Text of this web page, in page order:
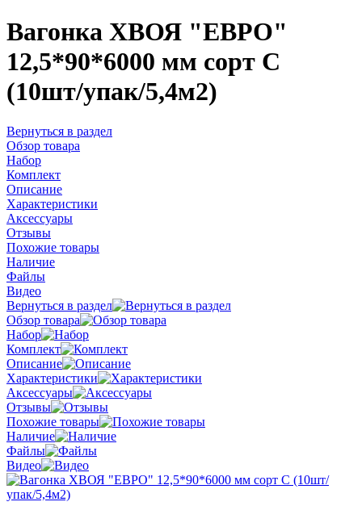
Вагонка ХВОЯ "ЕВРО"
12,5*90*6000 мм сорт С
(10шт/упак/5,4м2)
Вернуться в раздел
Обзор товара
Набор
Комплект
Описание
Характеристики
Аксессуары
Отзывы
Похожие товары
Наличие
Файлы
Видео
Вернуться в раздел
Обзор товара
Набор
Комплект
Описание
Характеристики
Аксессуары
Отзывы
Похожие товары
Наличие
Файлы
Видео